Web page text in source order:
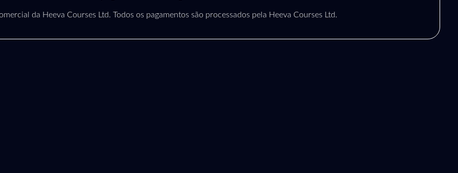
da Heeva Courses Ltd. Todos os pagamentos são processados pela Heeva Courses Ltd.